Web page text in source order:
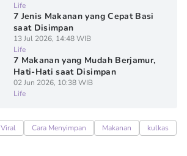
Life
7 Jenis Makanan yang Cepat Basi
saat Disimpan
13 Jul 2026, 14:48 WIB
Life
7 Makanan yang Mudah Berjamur,
Hati-Hati saat Disimpan
02 Jun 2026, 10:38 WIB
Life
Viral Cara Menyimpan Makanan
kulkas